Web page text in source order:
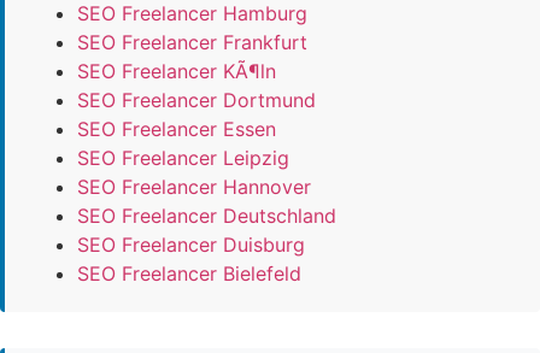
SEO Freelancer Hamburg
SEO Freelancer Frankfurt
SEO Freelancer KÃ¶ln
SEO Freelancer Dortmund
SEO Freelancer Essen
SEO Freelancer Leipzig
SEO Freelancer Hannover
SEO Freelancer Deutschland
SEO Freelancer Duisburg
SEO Freelancer Bielefeld